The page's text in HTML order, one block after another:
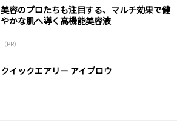
美容のプロたちも注目する、マルチ効果で健
やかな肌へ導く高機能美容液
（PR）
クイックエアリー アイブロウ